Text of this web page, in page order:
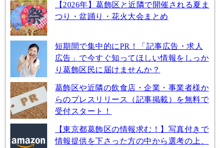
【2026年】葛飾区と近隣で開催される夏ま
つり・盆踊り・花火大会まとめ
短期間で集中的にPR！「記事広告・求人
広告」で今すぐ知ってほしい情報をしっか
り葛飾区民に届けませんか？
葛飾区や近隣の飲食店・企業・事業者様か
らのプレスリリース（記事掲載）を無料で
受付スタート！
【東京都葛飾区の情報求む！】写真付きで
情報提供を下さった方の中から選考の上、